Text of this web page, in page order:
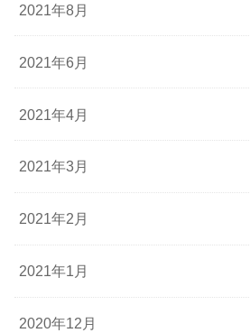
2021年8月
2021年6月
2021年4月
2021年3月
2021年2月
2021年1月
2020年12月